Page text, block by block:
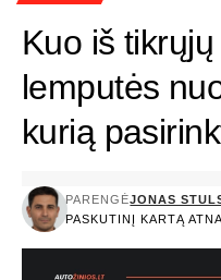
Kuo iš
lemputės
kurią
PASKUTINĮ KARTĄ
PARENGĖJONAS